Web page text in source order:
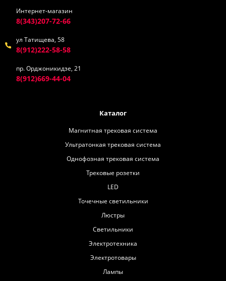
Интернет-магазин
8(343)207-72-66
ул Татищева, 58
8(912)222-58-58
пр. Орджоникидзе, 21
8(912)669-44-04
Каталог
Магнитная трековая система
Ультратонкая трековая система
Однофозная трековая система
Трековые розетки
LED
Точечные светильники
Люстры
Светильники
Электротехника
Электротовары
Лампы